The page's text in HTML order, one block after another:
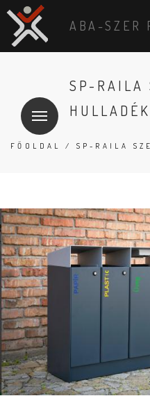
ABA-SZER
SP-RAILA
FŐOLDAL / SP-RAILA